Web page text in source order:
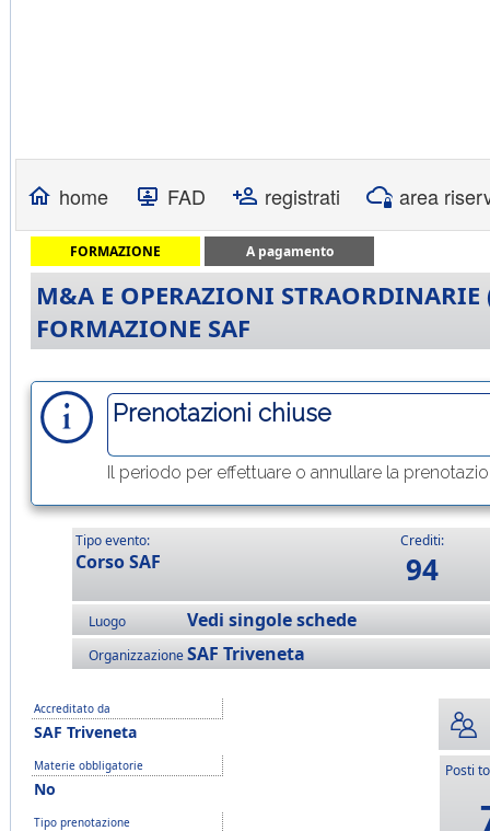
home FAD registrati area
FORMAZIONE A pagamento
M&A E OPERAZIONI
FORMAZIONE SAF
Prenotazioni chiuse
Il periodo per effettuare o annullare la
Tipo evento:
Corso SAF
Crediti:
94
Luogo Vedi singole schede
OrganizzazioneSAF Triveneta
Accreditato da
SAF Triveneta
Materie obbligatorie
No
Tipo prenotazione
Posti